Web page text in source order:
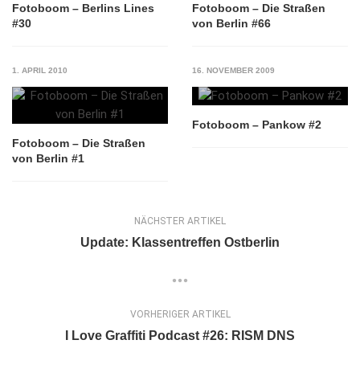
Fotoboom – Berlins Lines
#30
Fotoboom – Die Straßen
von Berlin #66
1. APRIL 2010
Fotoboom – Die Straßen
von Berlin #1
16. NOVEMBER 2009
Fotoboom – Pankow #2
NÄCHSTER ARTIKEL
Update: Klassentreffen Ostberlin
VORHERIGER ARTIKEL
I Love Graffiti Podcast #26: RISM DNS